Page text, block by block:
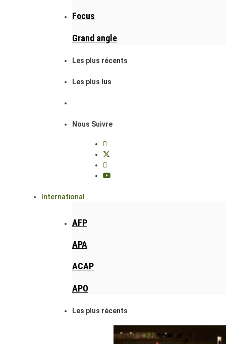
Focus
Grand angle
Les plus récents
Les plus lus
Nous Suivre
International
AFP
APA
ACAP
APO
Les plus récents